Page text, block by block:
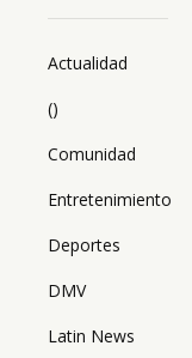
Actualidad
()
Comunidad
Entretenimiento
Deportes
DMV
Latin News